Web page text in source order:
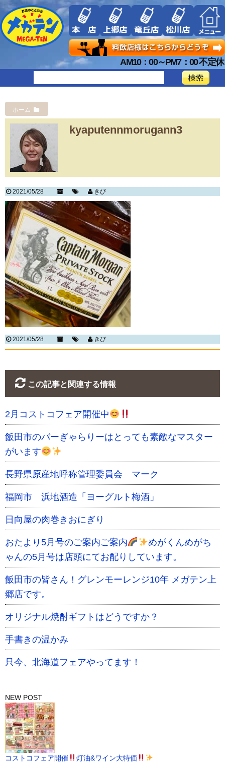
AM10：00～PM7：00 不定休
ホーム
kyaputennmorugann3
2021/05/28 きび
2021/05/28 きび
この記事と関連する情報
2月コストコフェア開催中
飯田市のバーぎゃらりーはとっても素敵なマスター
がいます
長野県原産地呼称管理委員会 マーク
福岡市 浜地酒造「ヨーグルト梅酒」
日向屋の肉巻きおにぎり
おたより5月号のご案内ご案内
めがくんめがち
ゃんの5月号は店頭にてお配りしています。
飯田市の皆さん！グレンモーレンジ10年 メガテン上
郷店です。
オリジナル焼酎ギフトはどうですか？
手書きの温かみ
只今、北海道フェアやってます！
NEW POST
コストコフェア開催 灯油&ワイン大特価